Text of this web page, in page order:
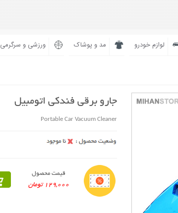
لوازم خودرو مد و پوشاک ورزشی و سرگرمی
جارو برقی فندکی اتومبیل
Portable Car Vacuum Cleaner
قیمت محصول
129,000 تومان